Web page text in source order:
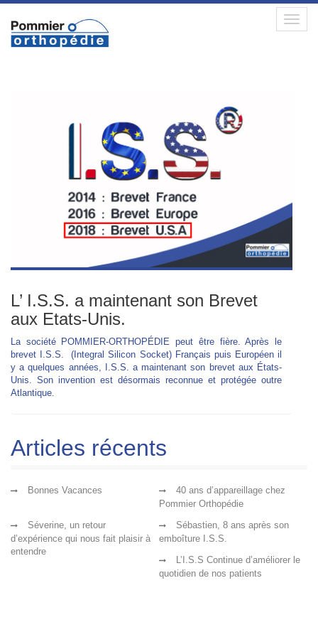
L’ I.S.S. a maintenant son Brevet
aux Etats-Unis.
La société POMMIER-ORTHOPÉDIE peut être fière. Après le
brevet I.S.S. (Integral Silicon Socket) Français puis Européen il
y a quelques années, I.S.S. a maintenant son brevet aux États-
Unis. Son invention est désormais reconnue et protégée outre
Atlantique.
Articles récents
Bonnes Vacances
40 ans d’appareillage chez
Pommier Orthopédie
Séverine, un retour
d’expérience qui nous fait plaisir à
entendre
Sébastien, 8 ans après son
emboîture I.S.S.
L’I.S.S Continue d’améliorer le
quotidien de nos patients